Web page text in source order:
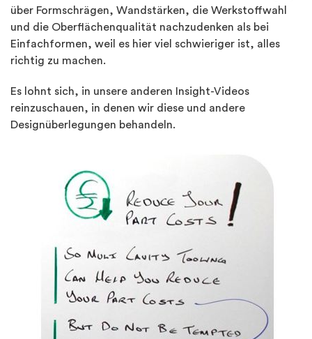
über Formschrägen, Wandstärken, die Werkstoffwahl
und die Oberflächenqualität nachzudenken als bei
Einfachformen, weil es hier viel schwieriger ist, alles
richtig zu machen.
Es lohnt sich, in unsere anderen Insight-Videos
reinzuschauen, in denen wir diese und andere
Designüberlegungen behandeln.